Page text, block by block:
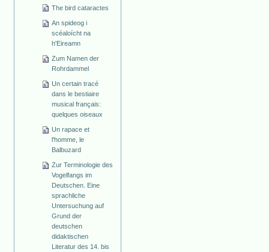
The bird cataractes
An spideog i
scéaloícht na
h'Eireamn
Zum Namen der
Rohrdammel
Un certain tracé
dans le bestiaire
musical français:
quelques oiseaux
Un rapace et
l'homme, le
Balbuzard
Zur Terminologie des
Vogelfangs im
Deutschen. Eine
sprachliche
Untersuchung auf
Grund der
deutschen
didaktischen
Literatur des 14. bis